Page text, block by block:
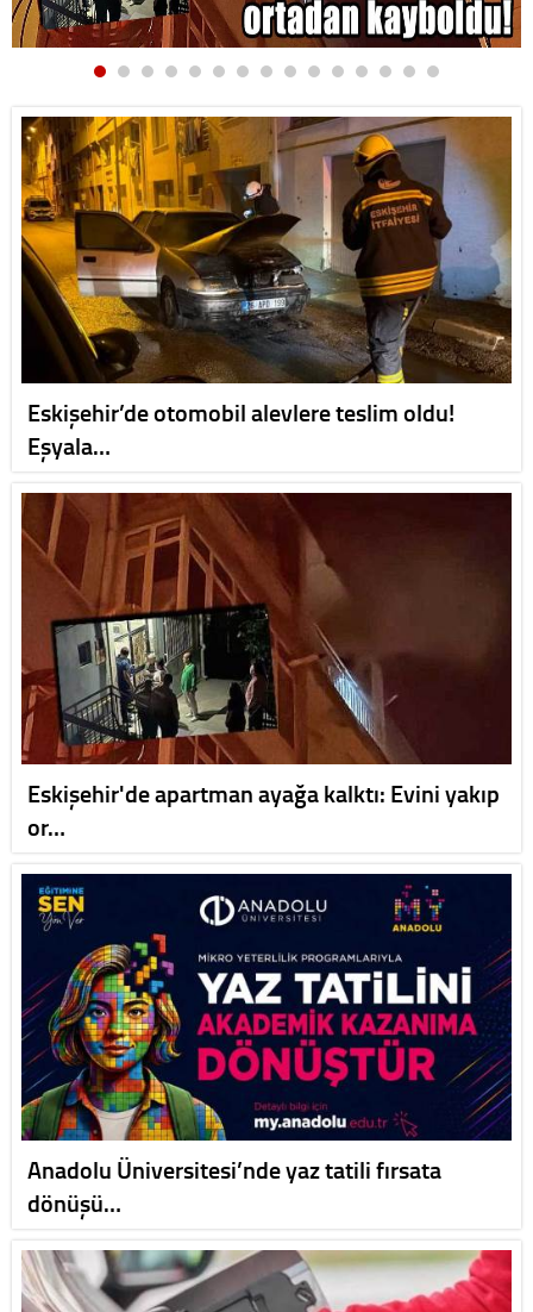
Eskişehir’de otomobil alevlere teslim oldu!
Eşyala…
Eskişehir'de apartman ayağa kalktı: Evini yakıp
or…
Anadolu Üniversitesi’nde yaz tatili fırsata
dönüşü…